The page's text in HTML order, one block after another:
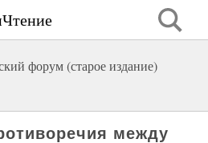
форум (старое издание)
между